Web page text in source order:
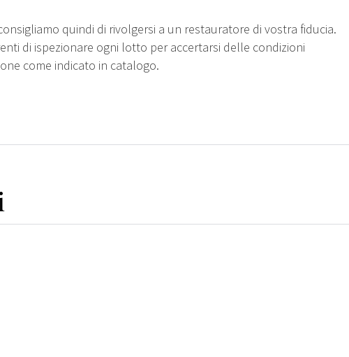
quindi di rivolgersi a un restauratore di vostra fiducia.
di ispezionare ogni lotto per accertarsi delle condizioni
come indicato in catalogo.